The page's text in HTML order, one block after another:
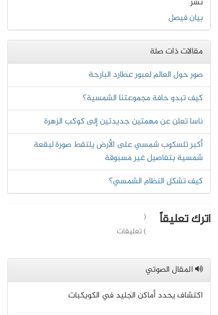
بيان فيصل
مقالات ذات صلة
صور حول العالم لعبور عطارد البارحة
كيف تبدو حافة مجموعتنا الشمسية؟
ناسا تعلن عن مهمتين جديدتين إلى كوكب الزهرة
أكبر تلسكوب شمسي على الأرض يلتقط صورة لبقعة
شمسية بتفاصيل غير مسبوقة
كيف تشكل النظام الشمسي؟
اترك تعليقاً
(
) تعليقات
المقال الصوتي
اكتشاف يحدد أماكن الجليد في الكويكبات